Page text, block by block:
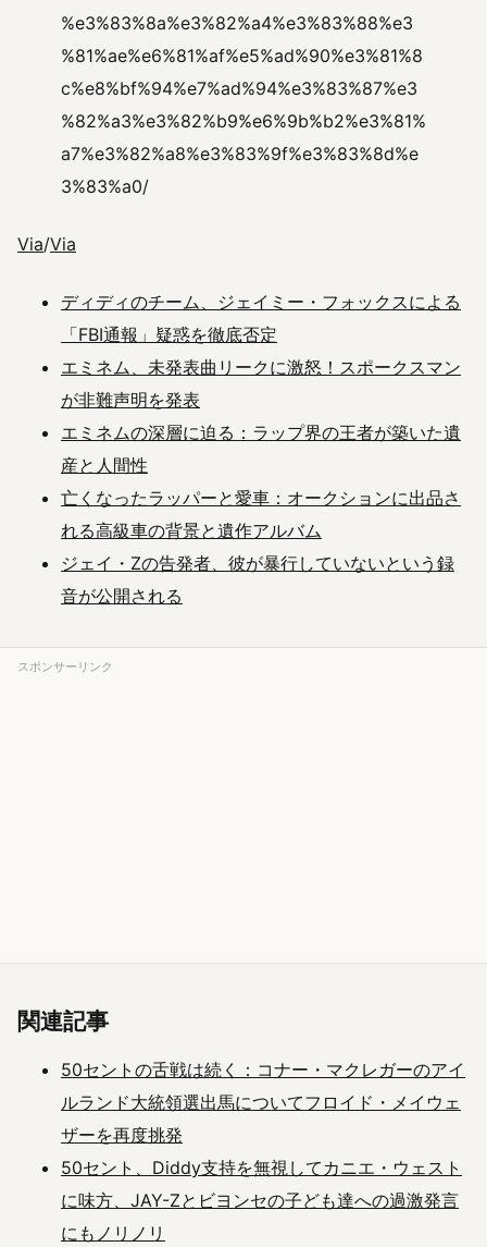
%e3%83%8a%e3%82%a4%e3%83%88%e3
%81%ae%e6%81%af%e5%ad%90%e3%81%8
c%e8%bf%94%e7%ad%94%e3%83%87%e3
%82%a3%e3%82%b9%e6%9b%b2%e3%81%
a7%e3%82%a8%e3%83%9f%e3%83%8d%e
3%83%a0/
Via/Via
ディディのチーム、ジェイミー・フォックスによる
「FBI通報」疑惑を徹底否定
エミネム、未発表曲リークに激怒！スポークスマン
が非難声明を発表
エミネムの深層に迫る：ラップ界の王者が築いた遺
産と人間性
亡くなったラッパーと愛車：オークションに出品さ
れる高級車の背景と遺作アルバム
ジェイ・Zの告発者、彼が暴行していないという録
音が公開される
スポンサーリンク
関連記事
50セントの舌戦は続く：コナー・マクレガーのアイ
ルランド大統領選出馬についてフロイド・メイウェ
ザーを再度挑発
50セント、Diddy支持を無視してカニエ・ウェスト
に味方、JAY-Zとビヨンセの子ども達への過激発言
にもノリノリ